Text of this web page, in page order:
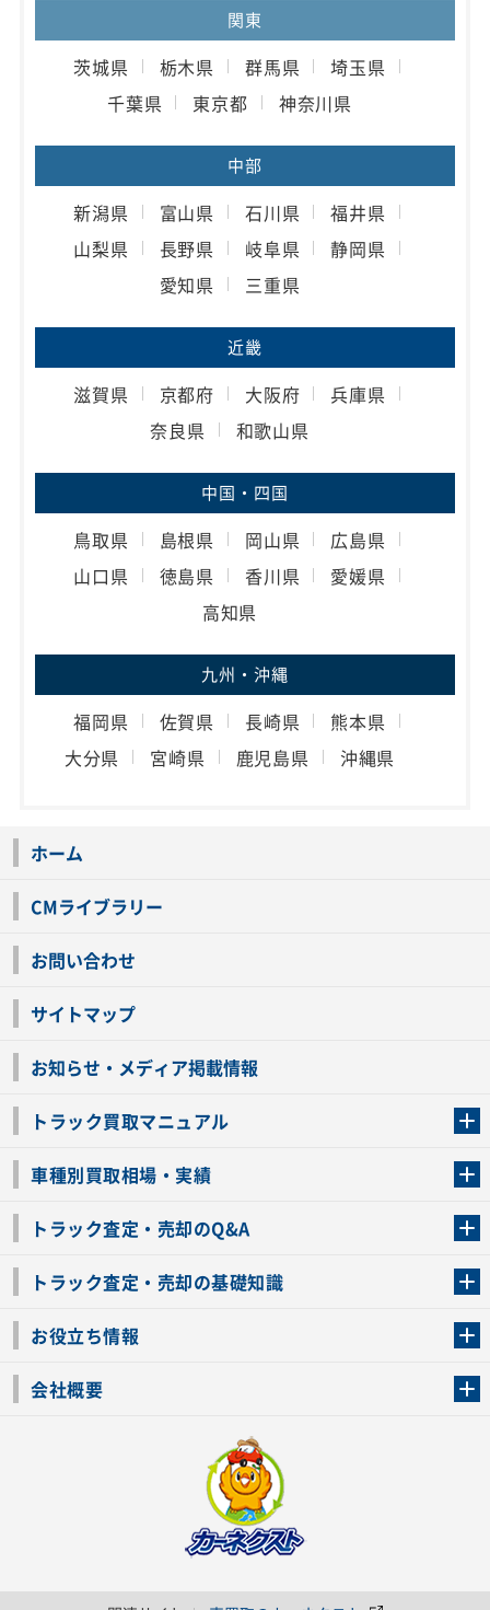
関東
茨城県 栃木県 群馬県
埼玉県
千葉県
東京都 神奈川県
中部
新潟県 富山県 石川県
福井県
山梨県
長野県 岐阜県
静岡県
愛知県
三重県
近畿
滋賀県 京都府 大阪府
兵庫県
奈良県
和歌山県
中国・四国
鳥取県 島根県 岡山県
広島県
山口県
徳島県 香川県
愛媛県
高知県
九州・沖縄
福岡県 佐賀県 長崎県
熊本県
大分県
宮崎県 鹿児島県 沖縄県
ホーム
CMライブラリー
お問い合わせ
サイトマップ
お知らせ・メディア掲載情報
トラック買取マニュアル
車種別買取相場・実績
トラック査定・売却のQ&A
トラック査定・売却の基礎知識
お役立ち情報
会社概要